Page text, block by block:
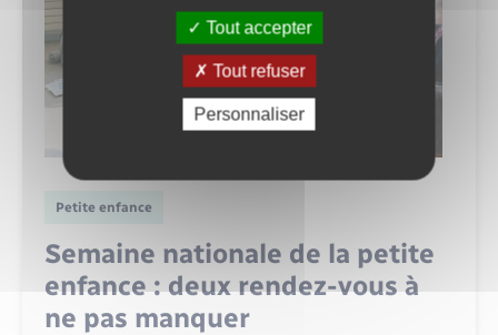
Petite enfance
Semaine nationale de la petite
enfance : deux rendez-vous à
ne pas manquer
Tout accepter
Tout refuser
Personnaliser